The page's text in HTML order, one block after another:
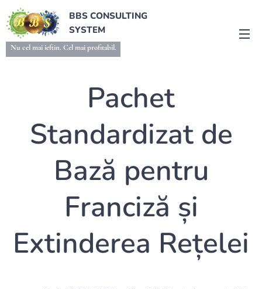
BBS CONSULTING
SYSTEM
Nu cel mai ieftin. Cel mai profitabil.
Pachet
Standardizat de
Bază pentru
Franciză și
Extinderea Rețelei